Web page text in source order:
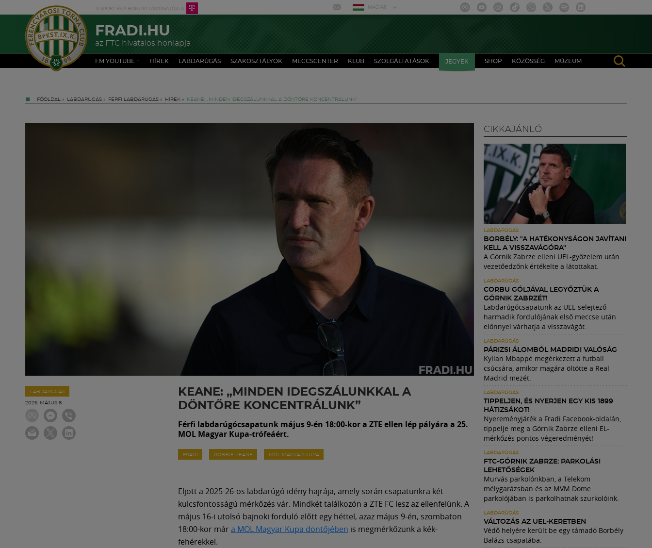
MAGYAR
FRADI.HU
az FTC hivatalos honlapja
FM YOUTUBE + HÍREK LABDARÚGÁS SZAKOSZTÁLYOK MECCSCENTER KLUB SZOLGÁLTATÁSOK JEGYEK SHOP KÖZÖSSÉG MÚZEUM
FŐOLDAL » LABDARÚGÁS » FÉRFI LABDARÚGÁS » HÍREK » KEANE: „MINDEN IDEGSZÁLUNKKAL A DÖNTŐRE KONCENTRÁLUNK”
LABDARÚGÁS
2026. MÁJUS 8.
KEANE: „MINDEN IDEGSZÁLUNKKAL A
DÖNTŐRE KONCENTRÁLUNK”
Férfi labdarúgócsapatunk május 9-én 18:00-kor a ZTE ellen lép pályára a 25.
MOL Magyar Kupa-trófeáért.
FRADI ROBBIE KEANE MOL MAGYAR KUPA
Eljött a 2025-26-os labdarúgó idény hajrája, amely során csapatunkra két
kulcsfontosságú mérkőzés vár. Mindkét találkozón a ZTE FC lesz az ellenfelünk. A
május 16-i utolsó bajnoki forduló előtt egy héttel, azaz május 9-én, szombaton
18:00-kor mára MOL Magyar Kupa döntőjében is megmérkőzünk a kék-
fehérekkel.
CIKKAJÁNLÓ
LABDARÚGÁS
BORBÉLY: "A HATÉKONYSÁGON JAVÍTANI
KELL A VISSZAVÁGÓRA"
A Górnik Zabrze elleni UEL-győzelem után
vezetőedzőnk értékelte a látottakat.
LABDARÚGÁS
CORBU GÓLJÁVAL LEGYŐZTÜK A
GÓRNIK ZABRZÉT!
Labdarúgócsapatunk az UEL-selejtező
harmadik fordulójának első meccse után
előnnyel várhatja a visszavágót.
LABDARÚGÁS
PÁRIZSI ÁLOMBÓL MADRIDI VALÓSÁG
Kylian Mbappé megérkezett a futball
csúcsára, amikor magára öltötte a Real
Madrid mezét.
LABDARÚGÁS
TIPPELJEN, ÉS NYERJEN EGY KIS 1899
HÁTIZSÁKOT!
Nyereményjáték a Fradi Facebook-oldalán,
tippelje meg a Górnik Zabrze elleni EL-
mérkőzés pontos végeredményét!
LABDARÚGÁS
FTC-GÓRNIK ZABRZE: PARKOLÁSI
LEHETŐSÉGEK
Murvás parkolónkban, a Telekom
mélygarázsban és az MVM Dome
parkolójában is parkolhatnak szurkolóink.
LABDARÚGÁS
VÁLTOZÁS AZ UEL-KERETBEN
Védő helyére került be egy támadó Borbély
Balázs csapatába.